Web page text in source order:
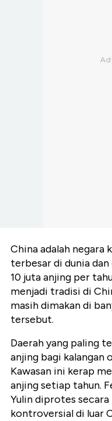
China adalah negara
terbesar di dunia
10 juta anjing per
menjadi tradisi di
masih dimakan di
tersebut.
Daerah yang paling
anjing bagi kalangan
Kawasan ini kerap
anjing setiap tahun.
Yulin diprotes secara
kontroversial di luar